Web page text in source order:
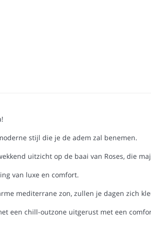
stijl die je de adem zal benemen.
uitzicht op de baai van Roses, die
van luxe en comfort.
mediterrane zon, zullen je dagen zich
een chill-outzone uitgerust met een